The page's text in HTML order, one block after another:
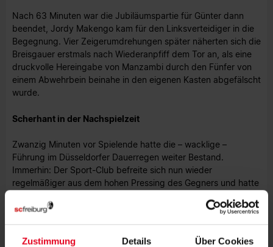
Zustimmung Details Über Cookies
Nach 63 Minuten war die Jubiläumspartie für Günter dann
beendet, Jordy Makengo kam für den Linksverteidiger in die
Begegnung. Vier Zeigerumdrehungen später näherten sich die
Breisgauer erstmals nach Wiederanpfiff dem Tor an, als eine
druckvolle Hereingabe von Manzambi durch den Fünfer von
einem Abwehrbein beinahe in den eigenen Kasten abgefälscht
wurde.
Scherhant in der Nachspielzeit
Zwanzig Minuten vor Spielende hatte die – wacklige –
Führung im Düsseldorfer Dauerregen weiter Bestand.
Immerhin: Der Sport-Club befreite sich nun wieder
regelmäßiger aus dem hohen Pressing des Gegners und hatte
Tore-Vorsprung wieder herzustellen (74.).
Das gelang stattdessen dem eingewechselten Derry